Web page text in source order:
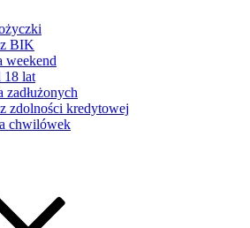
BIK
weekend
18 lat
zadłużonych
zdolności kredytowej
chwilówek